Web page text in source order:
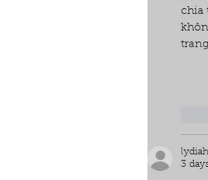
chia
3